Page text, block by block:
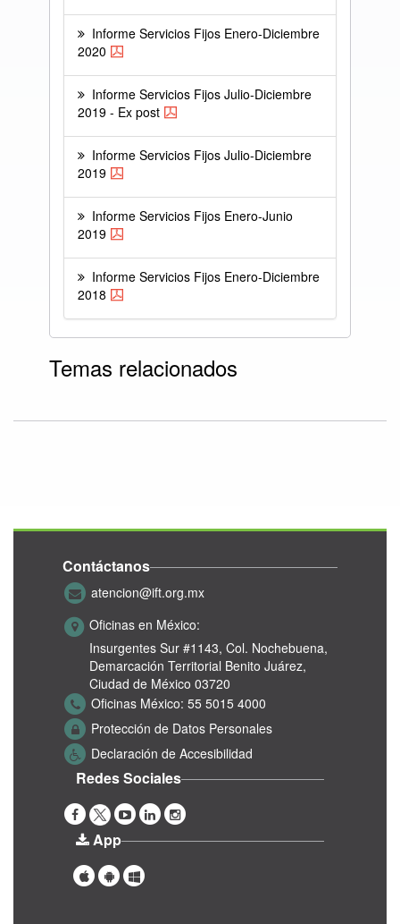
Informe Servicios Fijos Enero-Diciembre
2020
Informe Servicios Fijos Julio-Diciembre
2019 - Ex post
Informe Servicios Fijos Julio-Diciembre
2019
Informe Servicios Fijos Enero-Junio
2019
Informe Servicios Fijos Enero-Diciembre
2018
Temas relacionados
Contáctanos
atencion@ift.org.mx
Oficinas en México:
Insurgentes Sur #1143, Col. Nochebuena,
Demarcación Territorial Benito Juárez,
Ciudad de México 03720
Oficinas México: 55 5015 4000
Protección de Datos Personales
Declaración de Accesibilidad
Redes Sociales
App